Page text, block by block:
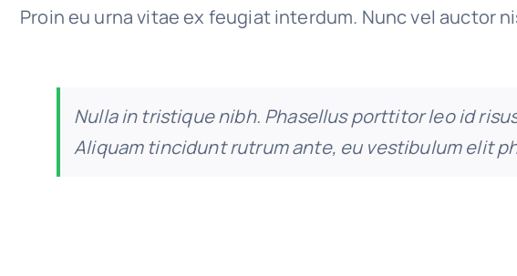
Proin eu urna vitae ex feugiat interdum. Nunc vel auctor
Nulla in tristique nibh. Phasellus porttitor leo id
Aliquam tincidunt rutrum ante, eu vestibulum elit